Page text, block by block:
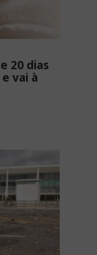
20 dias
vai à